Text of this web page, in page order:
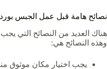
نصائح هامة قبل عمل الجبس بورد
هناك العديد من النصائح التي
وهذه النصائح هي:
يجب اختيار مكان موثوق